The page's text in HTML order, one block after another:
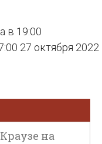
в 19:00
27 октября 2022
на